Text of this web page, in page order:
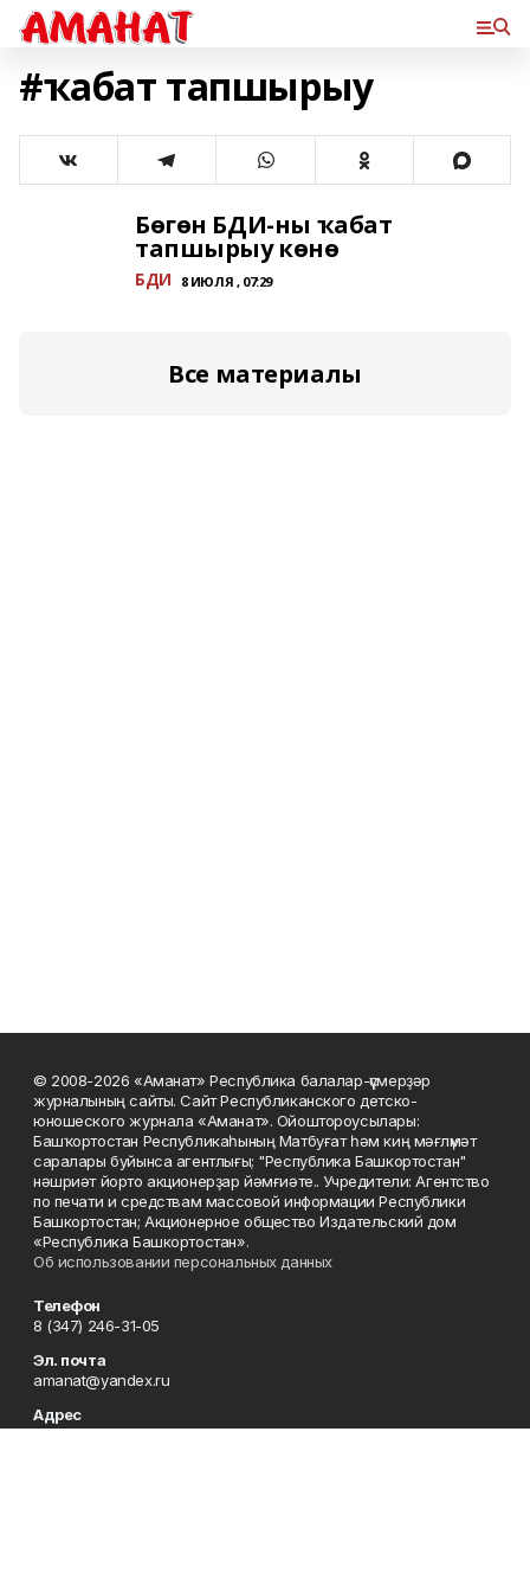
#ҡабат тапшырыу
Бөгөн БДИ-ны ҡабат
тапшырыу көнө
БДИ 8 ИЮЛЯ , 07:29
Все материалы
© 2008-2026 «Аманат» Республика балалар-үҫмерҙәр
журналының сайты. Сайт Республиканского детско-
юношеского журнала «Аманат». Ойоштороусылары:
Башҡортостан Республикаһының Матбуғат һәм киң мәғлүмәт
саралары буйынса агентлығы; "Республика Башкортостан"
нәшриәт йорто акционерҙар йәмғиәте.. Учредители: Агентство
по печати и средствам массовой информации Республики
Башкортостан; Акционерное общество Издательский дом
«Республика Башкортостан».
Об использовании персональных данных
Телефон
8 (347) 246-31-05
Эл. почта
amanat@yandex.ru
Адрес
450079, Республика Башкортостан, г. Уфа, ул. 50-летия